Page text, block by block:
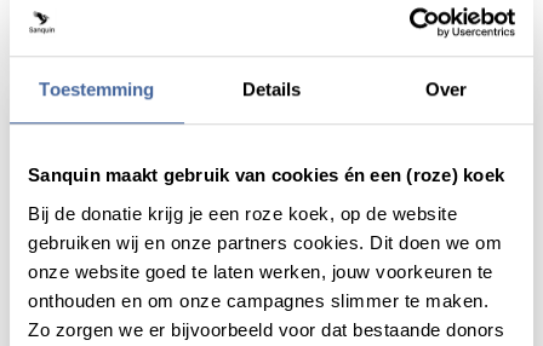
Toestemming Details Over
Sanquin maakt gebruik van cookies én een (roze) koek
Bij de donatie krijg je een roze koek, op de website
gebruiken wij en onze partners cookies. Dit doen we om
onze website goed te laten werken, jouw voorkeuren te
onthouden en om onze campagnes slimmer te maken.
Zo zorgen we er bijvoorbeeld voor dat bestaande donors
over "ineens is het vechten voor je